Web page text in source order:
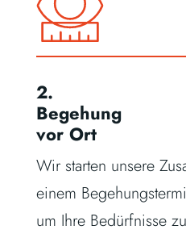
2.
Begehung
vor Ort
Wir starten unsere
einem
um Ihre Bedürfnisse